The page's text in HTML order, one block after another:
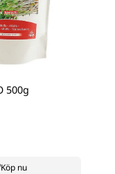
500g
Köp nu